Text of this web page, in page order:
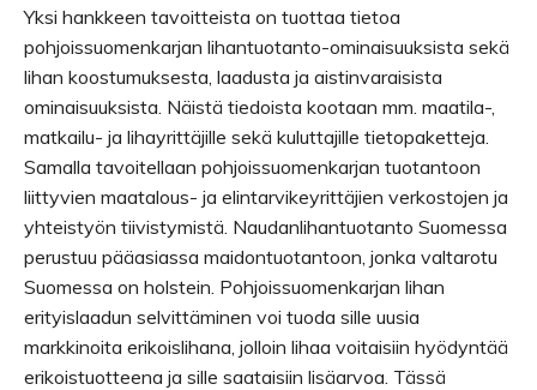
Yksi hankkeen tavoitteista on tuottaa tietoa
pohjoissuomenkarjan lihantuotanto-ominaisuuksista sekä
lihan koostumuksesta, laadusta ja aistinvaraisista
ominaisuuksista. Näistä tiedoista kootaan mm. maatila-,
matkailu- ja lihayrittäjille sekä kuluttajille tietopaketteja.
Samalla tavoitellaan pohjoissuomenkarjan tuotantoon
liittyvien maatalous- ja elintarvikeyrittäjien verkostojen ja
yhteistyön tiivistymistä. Naudanlihantuotanto Suomessa
perustuu pääasiassa maidontuotantoon, jonka valtarotu
Suomessa on holstein. Pohjoissuomenkarjan lihan
erityislaadun selvittäminen voi tuoda sille uusia
markkinoita erikoislihana, jolloin lihaa voitaisiin hyödyntää
erikoistuotteena ja sille saataisiin lisäarvoa. Tässä